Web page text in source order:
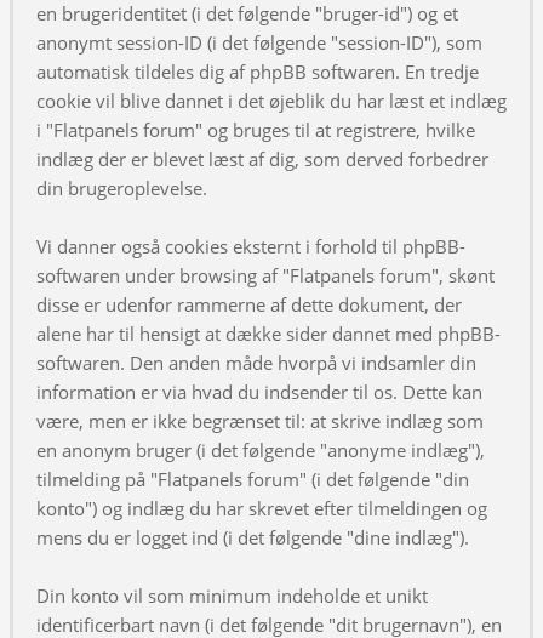
en brugeridentitet (i det følgende "bruger-id") og et
anonymt session-ID (i det følgende "session-ID"), som
automatisk tildeles dig af phpBB softwaren. En tredje
cookie vil blive dannet i det øjeblik du har læst et indlæg
i "Flatpanels forum" og bruges til at registrere, hvilke
indlæg der er blevet læst af dig, som derved forbedrer
din brugeroplevelse.
Vi danner også cookies eksternt i forhold til phpBB-
softwaren under browsing af "Flatpanels forum", skønt
disse er udenfor rammerne af dette dokument, der
alene har til hensigt at dække sider dannet med phpBB-
softwaren. Den anden måde hvorpå vi indsamler din
information er via hvad du indsender til os. Dette kan
være, men er ikke begrænset til: at skrive indlæg som
en anonym bruger (i det følgende "anonyme indlæg"),
tilmelding på "Flatpanels forum" (i det følgende "din
konto") og indlæg du har skrevet efter tilmeldingen og
mens du er logget ind (i det følgende "dine indlæg").
Din konto vil som minimum indeholde et unikt
identificerbart navn (i det følgende "dit brugernavn"), en